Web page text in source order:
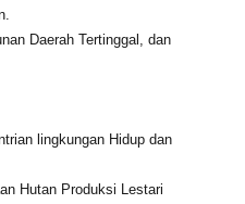
Daerah Tertinggal, dan
lingkungan Hidup dan
Hutan Produksi Lestari